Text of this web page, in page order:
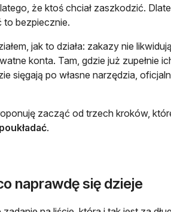
że ktoś chciał zaszkodzić.
to bezpiecznie.
jak to działa: zakazy nie
konta. Tam, gdzie już zupełnie
sięgają po własne narzędzia,
zacząć od trzech kroków,
.
naprawdę się dzieje